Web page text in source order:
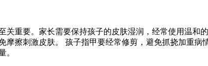
关重要。家长需要保持孩子的皮肤湿润，经常使用温和
摩擦刺激皮肤。 孩子指甲要经常修剪，避免抓挠加重
。